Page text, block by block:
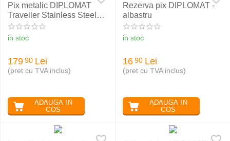
Pix metalic DIPLOMAT
Traveller Stainless Steel
Gold
in stoc
179 90 Lei
(pret cu TVA inclus)
ADAUGA IN
COS
Rezerva pix DIPLOMAT -
albastru
in stoc
16 90 Lei
(pret cu TVA inclus)
ADAUGA IN
COS